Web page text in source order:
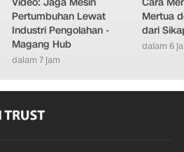
Video: Jaga Mesin
Pertumbuhan Lewat
Industri Pengolahan -
Magang Hub
dalam 7 jam
Cara
Mertua
dari
dalam 6